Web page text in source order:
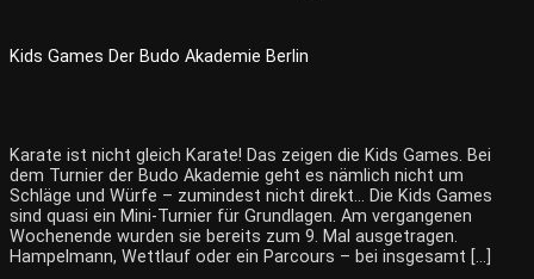
Kids Games Der Budo Akademie Berlin
Karate ist nicht gleich Karate! Das zeigen die Kids Games. Bei
dem Turnier der Budo Akademie geht es nämlich nicht um
Schläge und Würfe – zumindest nicht direkt… Die Kids Games
sind quasi ein Mini-Turnier für Grundlagen. Am vergangenen
Wochenende wurden sie bereits zum 9. Mal ausgetragen.
Hampelmann, Wettlauf oder ein Parcours – bei insgesamt […]